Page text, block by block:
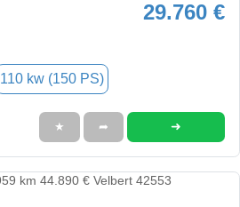
29.760 €
110 kw (150 PS)
★ ➦ ➜